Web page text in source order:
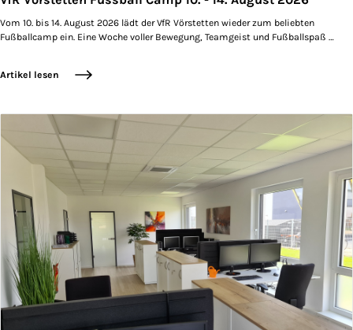
Vom 10. bis 14. August 2026 lädt der VfR Vörstetten wieder zum beliebten
Fußballcamp ein. Eine Woche voller Bewegung, Teamgeist und Fußballspaß …
Artikel lesen